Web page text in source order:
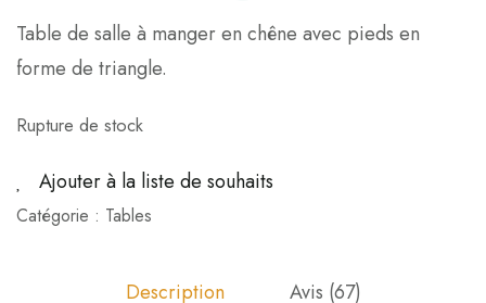
nota
s
clie
Table de salle à manger en chêne avec pieds en
forme de triangle.
Rupture de stock
Ajouter à la liste de souhaits
Catégorie : Tables
Description Avis (67)